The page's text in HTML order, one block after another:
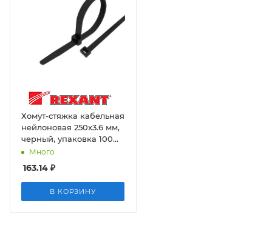
Хомут-стяжка кабельная
нейлоновая 250x3.6 мм,
черный, упаковка 100
шт. Rexant
Много
163.14 ₽
В КОРЗИНУ